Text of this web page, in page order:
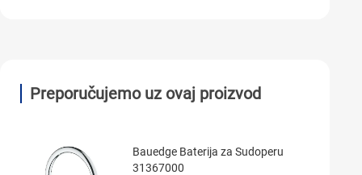
Preporučujemo uz ovaj proizvod
Bauedge Baterija za Sudoperu
31367000